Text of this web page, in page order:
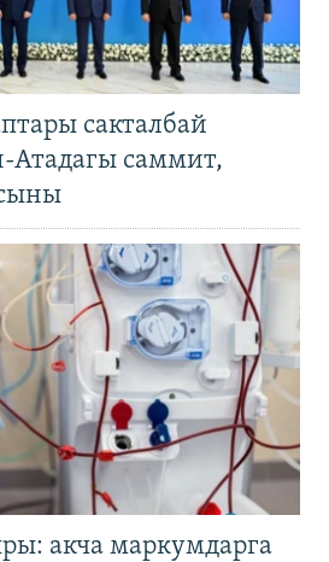
сакталбай
Атадагы саммит,
акча маркумдарга